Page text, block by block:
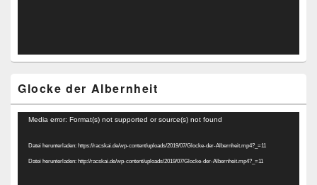
Glocke der Albernheit
Video-
Media error: Format(s) not supported or source(s) not found
Datei herunterladen: https://racskai.de/wp-content/uploads/2019/07/Glocke-der-Albernheit.mp4?_=11
Datei herunterladen: http://racskai.de/wp-content/uploads/2019/07/Glocke-der-Albernheit.mp4?_=11